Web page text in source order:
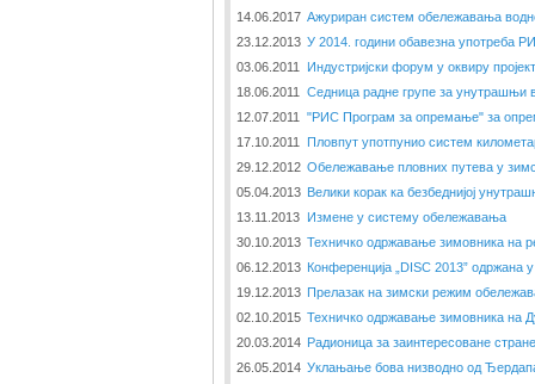
14.06.2017 Ажуриран систем обележавања
23.12.2013 У 2014. години обавезна употреба
03.06.2011
Индустријски форум у оквиру
18.06.2011
Седница радне групе за унутрашњи
12.07.2011
"РИС Програм за опремање" за
17.10.2011
Пловпут употпунио систем
29.12.2012 Обележавање пловних путева у
05.04.2013 Велики корак ка безбеднијој
13.11.2013 Измене у систему обележавања
30.10.2013 Техничко одржавање зимовника на
06.12.2013 Конференција „DISC 2013” одржана
19.12.2013 Прелазак на зимски режим
02.10.2015 Техничко одржавање зимовника на
20.03.2014 Радионица за заинтересоване
26.05.2014 Уклањање бова низводно од